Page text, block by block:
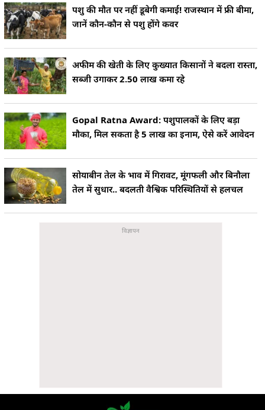
पशु की मौत पर नहीं डूबेगी कमाई! राजस्थान में फ्री बीमा,
जानें कौन-कौन से पशु होंगे कवर
अफीम की खेती के लिए कुख्यात किसानों ने बदला रास्ता,
सब्जी उगाकर 2.50 लाख कमा रहे
Gopal Ratna Award: पशुपालकों के लिए बड़ा
मौका, मिल सकता है 5 लाख का इनाम, ऐसे करें आवेदन
सोयाबीन तेल के भाव में गिरावट, मूंगफली और बिनौला
तेल में सुधार.. बदलती वैश्विक परिस्थितियों से हलचल